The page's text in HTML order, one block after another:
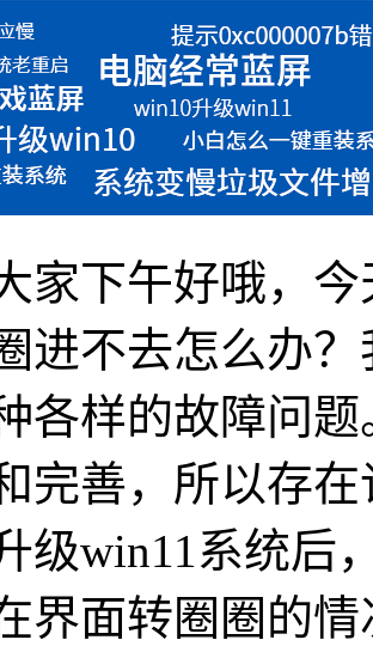
家下午好哦，
进不去怎么办
各样的故障问
完善，所以存在
级win11系统后
界面转圈圈的